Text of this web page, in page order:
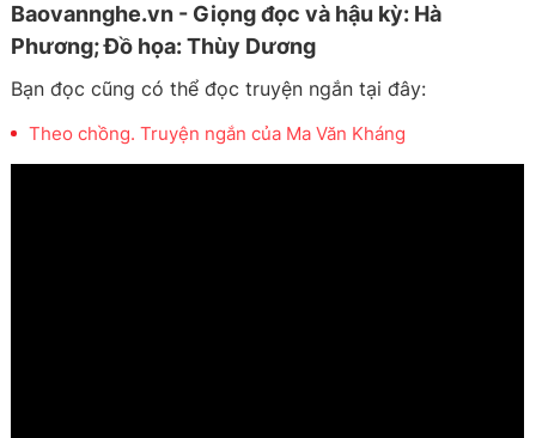
Baovannghe.vn - Giọng đọc và hậu kỳ: Hà
Phương; Đồ họa: Thùy Dương
Bạn đọc cũng có thể đọc truyện ngắn tại đây:
Theo chồng. Truyện ngắn của Ma Văn Kháng